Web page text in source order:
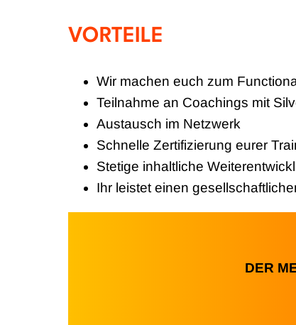
VORTEILE
Wir machen euch zum
Teilnahme an Coachings mit
Austausch im Netzwerk
Schnelle Zertifizierung eurer
Stetige inhaltliche
Ihr leistet einen
DER